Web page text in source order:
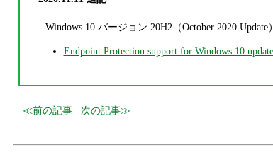
Windows 10 バージョン 20H2（October 2020
Endpoint Protection support for Windows 10
前の記事 次の記事